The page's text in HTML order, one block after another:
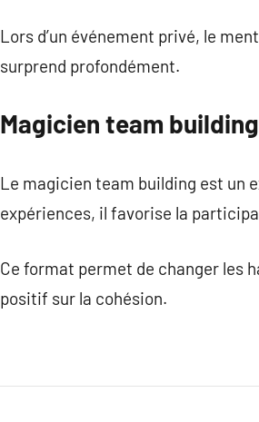
Lors d’un événement privé, le
surprend profondément.
Magicien team
Le magicien team building est un
expériences, il favorise la
Ce format permet de changer les
positif sur la cohésion.